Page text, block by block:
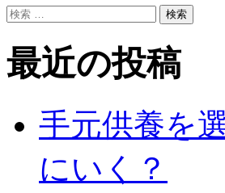
検
対
象:
最近の投稿
手元供養を
にいく？